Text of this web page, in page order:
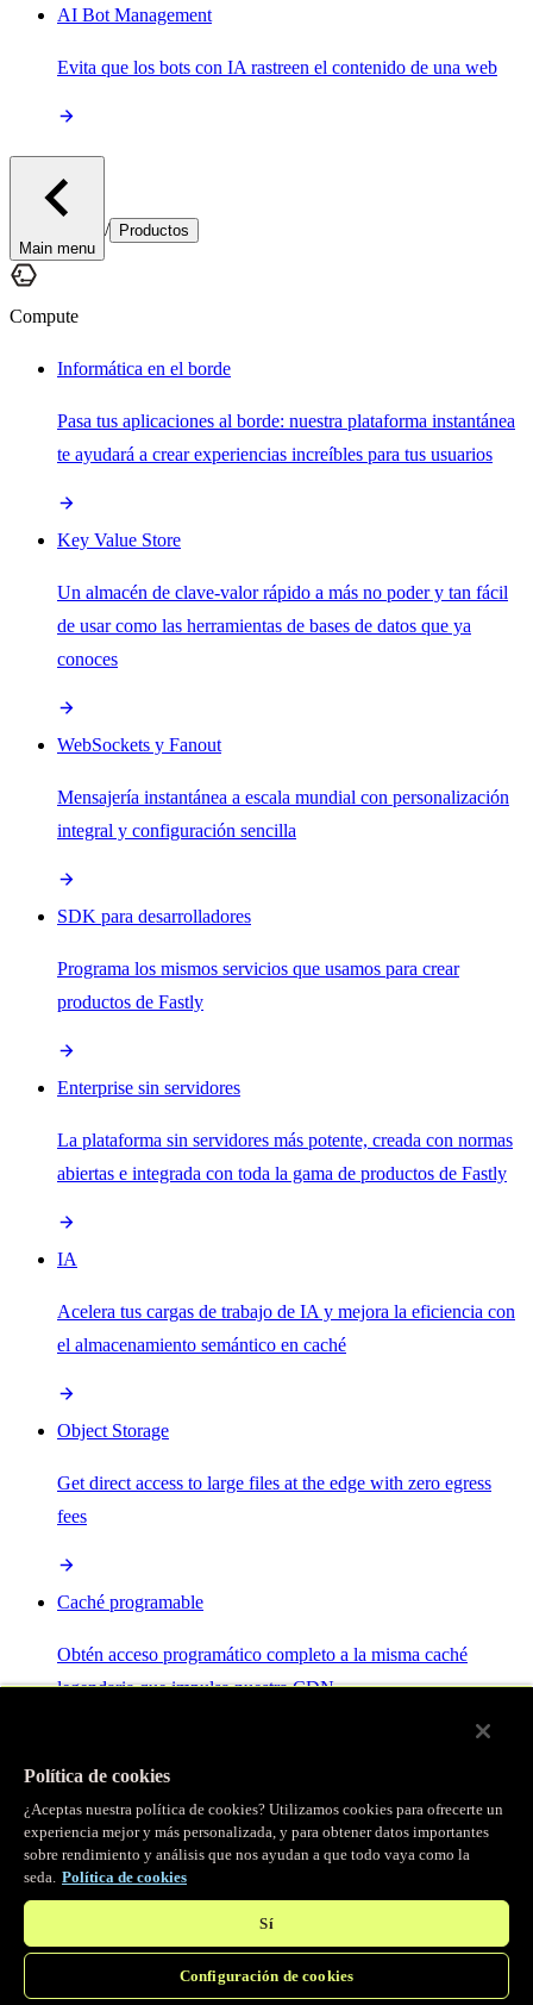
AI Bot Management
Evita que los bots con IA rastreen el contenido de una web
Main menu
/ Productos
Compute
Informática en el borde
Pasa tus aplicaciones al borde: nuestra plataforma instantánea
te ayudará a crear experiencias increíbles para tus usuarios
Key Value Store
Un almacén de clave-valor rápido a más no poder y tan fácil
de usar como las herramientas de bases de datos que ya
conoces
WebSockets y Fanout
Mensajería instantánea a escala mundial con personalización
integral y configuración sencilla
SDK para desarrolladores
Programa los mismos servicios que usamos para crear
productos de Fastly
Enterprise sin servidores
La plataforma sin servidores más potente, creada con normas
abiertas e integrada con toda la gama de productos de Fastly
IA
Acelera tus cargas de trabajo de IA y mejora la eficiencia con
el almacenamiento semántico en caché
Object Storage
Get direct access to large files at the edge with zero egress
fees
Caché programable
Obtén acceso programático completo a la misma caché
legendaria que impulsa nuestra CDN.
Servidor MCP
Control por IA para tus servicios Fastly.
Política de cookies
¿Aceptas nuestra política de cookies? Utilizamos cookies para ofrecerte un
experiencia mejor y más personalizada, y para obtener datos importantes
sobre rendimiento y análisis que nos ayudan a que todo vaya como la
seda. Política de cookies
Sí
Configuración de cookies